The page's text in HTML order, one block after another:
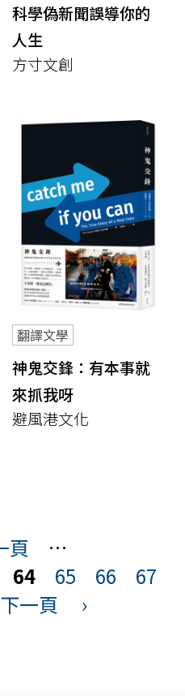
科學偽新聞誤導你的
人生
方寸文創
翻譯文學
神鬼交鋒：有本事就
來抓我呀
避風港文化
頁
…
64 65 66
67
下一頁 ›